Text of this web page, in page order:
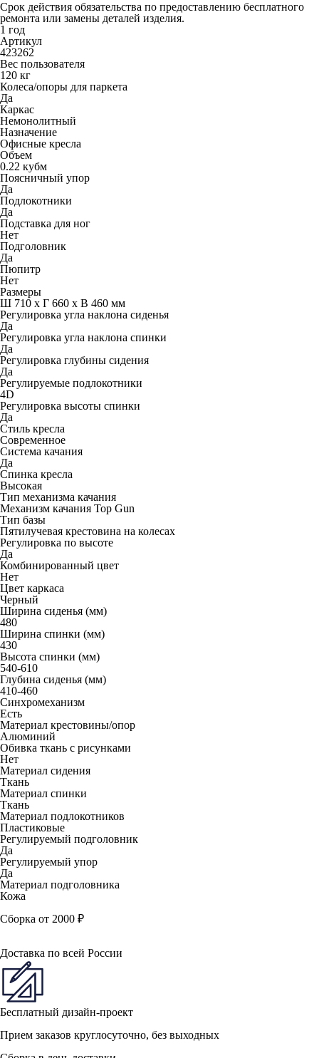
Срок действия обязательства по предоставлению бесплатного
ремонта или замены деталей изделия.
1 год
Артикул
423262
Вес пользователя
120 кг
Колеса/опоры для паркета
Да
Каркас
Немонолитный
Назначение
Офисные кресла
Объем
0.22 кубм
Поясничный упор
Да
Подлокотники
Да
Подставка для ног
Нет
Подголовник
Да
Пюпитр
Нет
Размеры
Ш 710 x Г 660 x В 460 мм
Регулировка угла наклона сиденья
Да
Регулировка угла наклона спинки
Да
Регулировка глубины сидения
Да
Регулируемые подлокотники
4D
Регулировка высоты спинки
Да
Стиль кресла
Современное
Система качания
Да
Спинка кресла
Высокая
Тип механизма качания
Механизм качания Top Gun
Тип базы
Пятилучевая крестовина на колесах
Регулировка по высоте
Да
Комбинированный цвет
Нет
Цвет каркаса
Черный
Ширина сиденья (мм)
480
Ширина спинки (мм)
430
Высота спинки (мм)
540-610
Глубина сиденья (мм)
410-460
Синхромеханизм
Есть
Материал крестовины/опор
Алюминий
Обивка ткань с рисунками
Нет
Материал сидения
Ткань
Материал спинки
Ткань
Материал подлокотников
Пластиковые
Регулируемый подголовник
Да
Регулируемый упор
Да
Материал подголовника
Кожа
Сборка от 2000 ₽
Доставка по всей России
Бесплатный дизайн-проект
Прием заказов круглосуточно, без выходных